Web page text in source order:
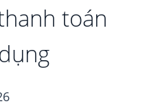
toán